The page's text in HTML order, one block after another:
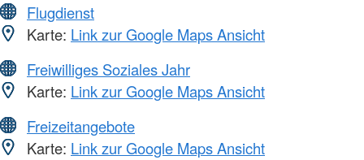
Flugdienst
Karte: Link zur Google Maps Ansicht
Freiwilliges Soziales Jahr
Karte: Link zur Google Maps Ansicht
Freizeitangebote
Karte: Link zur Google Maps Ansicht